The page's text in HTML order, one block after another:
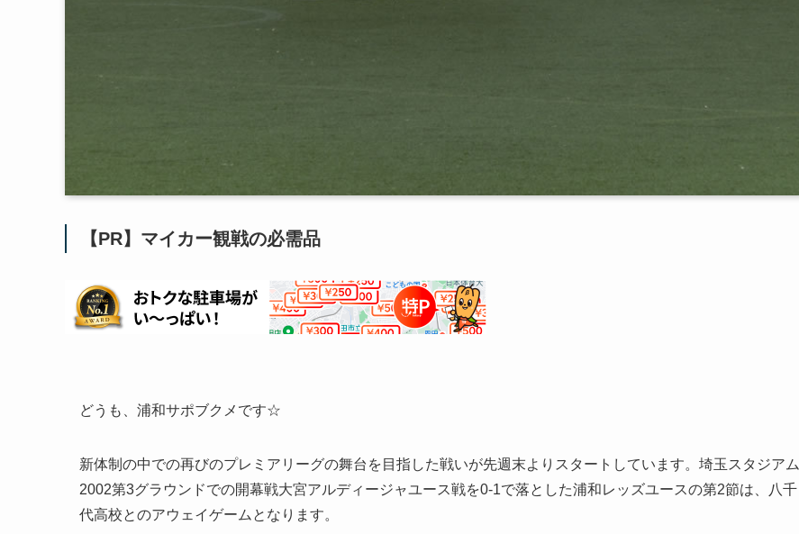
【PR】マイカー観戦の必需品
どうも、浦和サポブクメです☆
新体制の中での再びのプレミアリーグの舞台を目指した戦いが先週末よりスタートしています。埼玉スタジアム
2002第3グラウンドでの開幕戦大宮アルディージャユース戦を0-1で落とした浦和レッズユースの第2節は、八千
代高校とのアウェイゲームとなります。